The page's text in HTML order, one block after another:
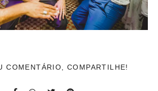
COMENTÁRIO, COMPARTILHE!